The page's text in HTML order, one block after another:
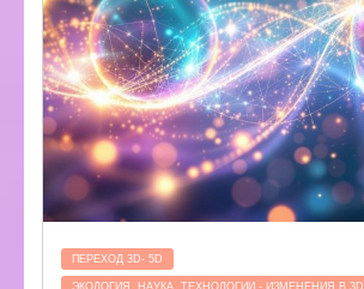
ПЕРЕХОД 3D- 5D
ЭКОЛОГИЯ, НАУКА, ТЕХНОЛОГИИ - ИЗМЕНЕНИЯ В 3D